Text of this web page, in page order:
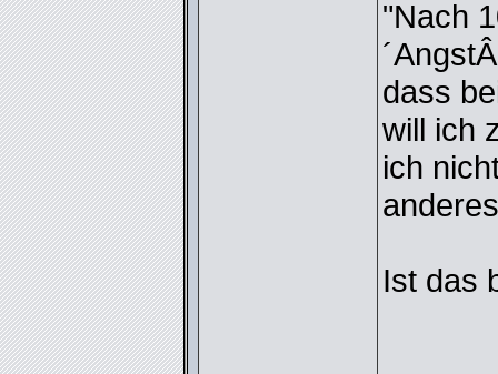
"Nach
dass
will ich
ich
Ist das